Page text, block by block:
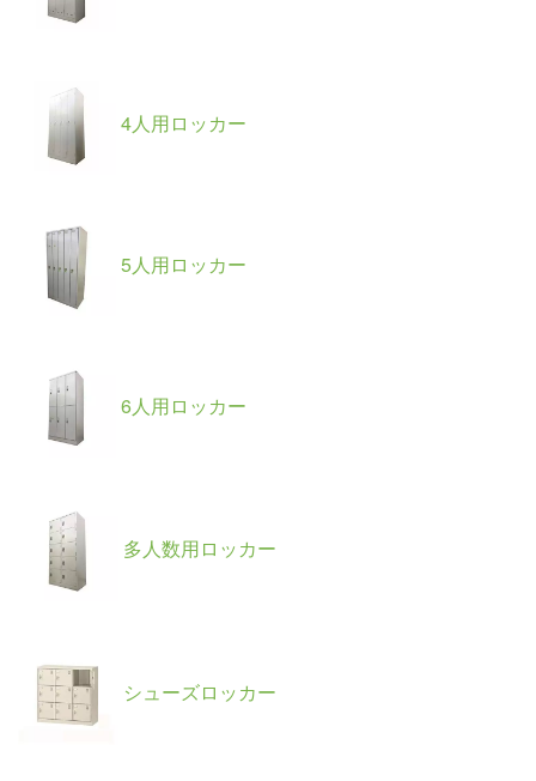
4人用ロッカー
5人用ロッカー
6人用ロッカー
多人数用ロッカー
シューズロッカー